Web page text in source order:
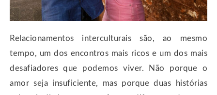
Relacionamentos interculturais são, ao mesmo
tempo, um dos encontros mais ricos e um dos mais
desafiadores que podemos viver. Não porque o
amor seja insuficiente, mas porque duas histórias